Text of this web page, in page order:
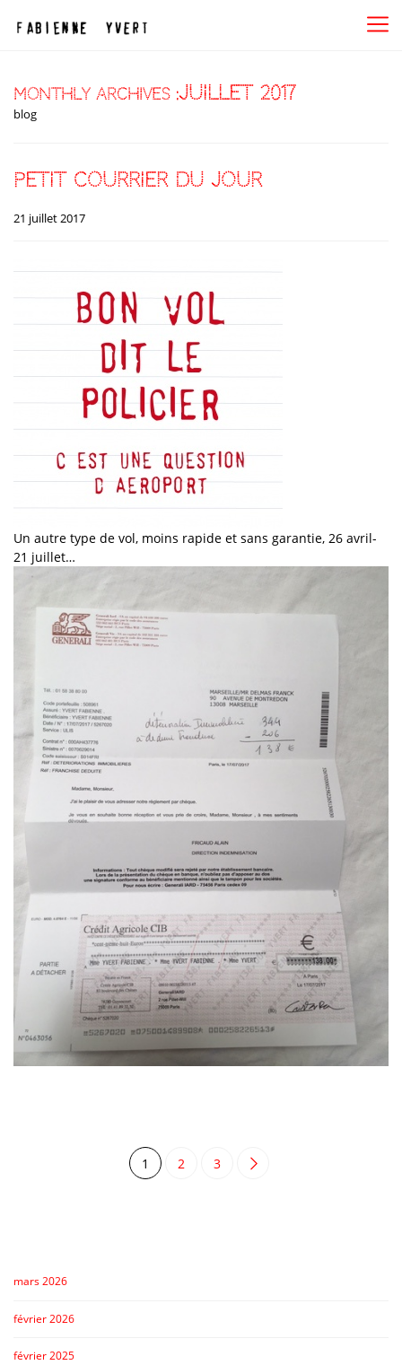
Monthly Archives :juillet 2017
blog
petit courrier du jour
21 juillet 2017
Un autre type de vol, moins rapide et sans garantie, 26 avril-
21 juillet…
1 2 3
mars 2026
février 2026
février 2025